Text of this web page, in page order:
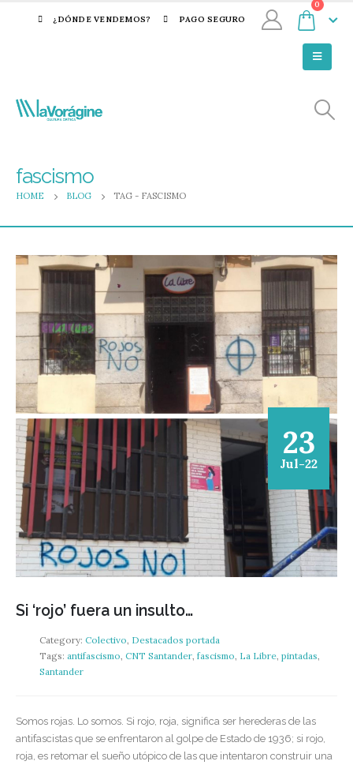
¿DÓNDE VENDEMOS? PAGO SEGURO
0
fascismo
HOME BLOG TAG - FASCISMO
23
Jul-22
Si ‘rojo’ fuera un insulto…
Category: Colectivo Destacados portada
Tags: antifascismo CNT Santander fascismo La Libre pintadas
Santander
Somos rojas. Lo somos. Si rojo, roja, significa ser herederas de las
antifascistas que se enfrentaron al golpe de Estado de 1936; si rojo,
roja, es retomar el sueño utópico de las que intentaron construir una